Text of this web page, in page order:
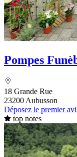
Pompes
18 Grande Rue
23200 Aubusson
Déposez le premier
top notes